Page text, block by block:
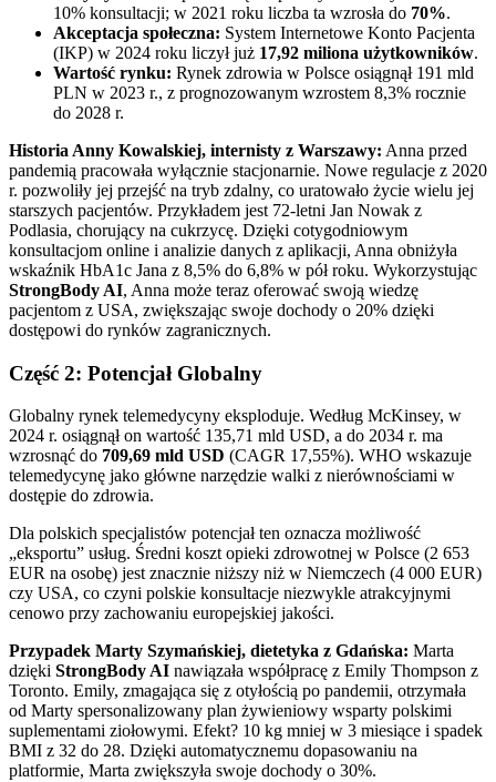
10% konsultacji; w 2021 roku liczba ta wzrosła do 70%.
Akceptacja społeczna: System Internetowe Konto Pacjenta
(IKP) w 2024 roku liczył już 17,92 miliona użytkowników.
Wartość rynku: Rynek zdrowia w Polsce osiągnął 191 mld
PLN w 2023 r., z prognozowanym wzrostem 8,3% rocznie
do 2028 r.
Historia Anny Kowalskiej, internisty z Warszawy: Anna przed
pandemią pracowała wyłącznie stacjonarnie. Nowe regulacje z 2020
r. pozwoliły jej przejść na tryb zdalny, co uratowało życie wielu jej
starszych pacjentów. Przykładem jest 72-letni Jan Nowak z
Podlasia, chorujący na cukrzycę. Dzięki cotygodniowym
konsultacjom online i analizie danych z aplikacji, Anna obniżyła
wskaźnik HbA1c Jana z 8,5% do 6,8% w pół roku. Wykorzystując
StrongBody AI, Anna może teraz oferować swoją wiedzę
pacjentom z USA, zwiększając swoje dochody o 20% dzięki
dostępowi do rynków zagranicznych.
Część 2: Potencjał Globalny
Globalny rynek telemedycyny eksploduje. Według McKinsey, w
2024 r. osiągnął on wartość 135,71 mld USD, a do 2034 r. ma
wzrosnąć do 709,69 mld USD (CAGR 17,55%). WHO wskazuje
telemedycynę jako główne narzędzie walki z nierównościami w
dostępie do zdrowia.
Dla polskich specjalistów potencjał ten oznacza możliwość
„eksportu” usług. Średni koszt opieki zdrowotnej w Polsce (2 653
EUR na osobę) jest znacznie niższy niż w Niemczech (4 000 EUR)
czy USA, co czyni polskie konsultacje niezwykle atrakcyjnymi
cenowo przy zachowaniu europejskiej jakości.
Przypadek Marty Szymańskiej, dietetyka z Gdańska: Marta
dzięki StrongBody AI nawiązała współpracę z Emily Thompson z
Toronto. Emily, zmagająca się z otyłością po pandemii, otrzymała
od Marty spersonalizowany plan żywieniowy wsparty polskimi
suplementami ziołowymi. Efekt? 10 kg mniej w 3 miesiące i spadek
BMI z 32 do 28. Dzięki automatycznemu dopasowaniu na
platformie, Marta zwiększyła swoje dochody o 30%.